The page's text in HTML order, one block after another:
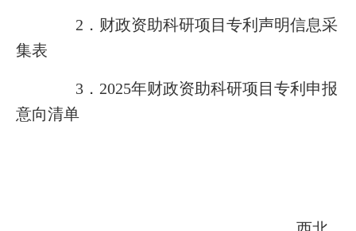
2．财政资助科研项目专利声明信息采
集表
3．2025年财政资助科研项目专利申报
意向清单